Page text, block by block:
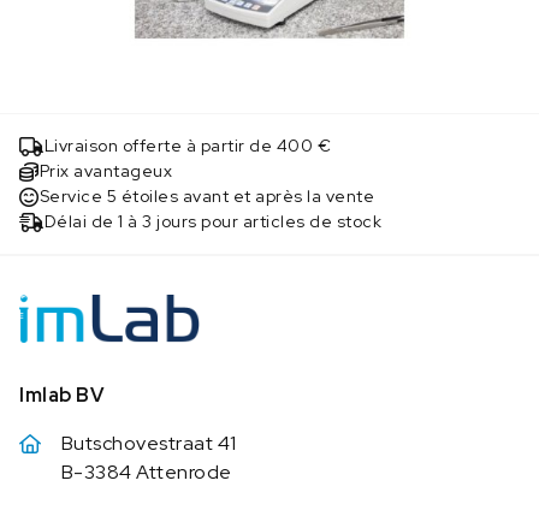
Livraison offerte à partir de 400 €
Prix avantageux
Service 5 étoiles avant et après la vente
Délai de 1 à 3 jours pour articles de stock
Imlab BV
Butschovestraat 41
B-3384 Attenrode